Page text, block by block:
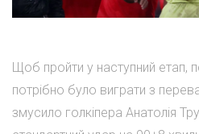
Щоб пройти у наступний етап,
потрібно було виграти з
змусило голкіпера Анатолія